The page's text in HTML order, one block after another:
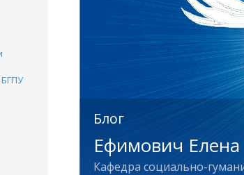
Блог
Ефимович Елена
Кафедра социально-